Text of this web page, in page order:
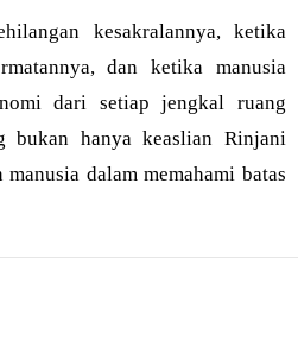
kesakralannya, ketika
dan ketika manusia
dari setiap jengkal ruang
bukan hanya keaslian Rinjani
dalam memahami batas